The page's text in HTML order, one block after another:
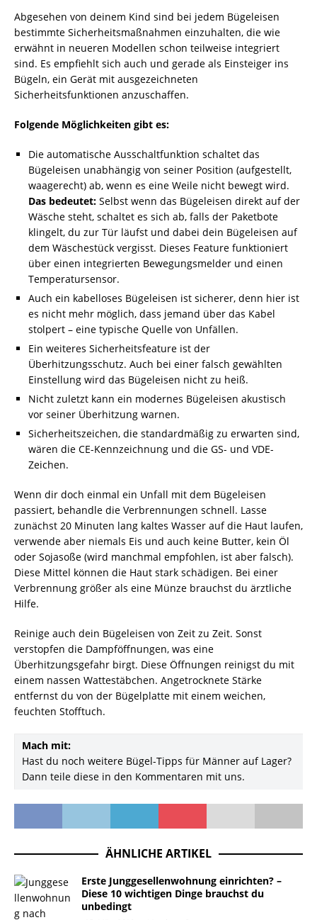
Abgesehen von deinem Kind sind bei jedem Bügeleisen
bestimmte Sicherheitsmaßnahmen einzuhalten, die wie
erwähnt in neueren Modellen schon teilweise integriert
sind. Es empfiehlt sich auch und gerade als Einsteiger ins
Bügeln, ein Gerät mit ausgezeichneten
Sicherheitsfunktionen anzuschaffen.
Folgende Möglichkeiten gibt es:
Die automatische Ausschaltfunktion schaltet das
Bügeleisen unabhängig von seiner Position (aufgestellt,
waagerecht) ab, wenn es eine Weile nicht bewegt wird.
Das bedeutet: Selbst wenn das Bügeleisen direkt auf der
Wäsche steht, schaltet es sich ab, falls der Paketbote
klingelt, du zur Tür läufst und dabei dein Bügeleisen auf
dem Wäschestück vergisst. Dieses Feature funktioniert
über einen integrierten Bewegungsmelder und einen
Temperatursensor.
Auch ein kabelloses Bügeleisen ist sicherer, denn hier ist
es nicht mehr möglich, dass jemand über das Kabel
stolpert – eine typische Quelle von Unfällen.
Ein weiteres Sicherheitsfeature ist der
Überhitzungsschutz. Auch bei einer falsch gewählten
Einstellung wird das Bügeleisen nicht zu heiß.
Nicht zuletzt kann ein modernes Bügeleisen akustisch
vor seiner Überhitzung warnen.
Sicherheitszeichen, die standardmäßig zu erwarten sind,
wären die CE-Kennzeichnung und die GS- und VDE-
Zeichen.
Wenn dir doch einmal ein Unfall mit dem Bügeleisen
passiert, behandle die Verbrennungen schnell. Lasse
zunächst 20 Minuten lang kaltes Wasser auf die Haut laufen,
verwende aber niemals Eis und auch keine Butter, kein Öl
oder Sojasoße (wird manchmal empfohlen, ist aber falsch).
Diese Mittel können die Haut stark schädigen. Bei einer
Verbrennung größer als eine Münze brauchst du ärztliche
Hilfe.
Reinige auch dein Bügeleisen von Zeit zu Zeit. Sonst
verstopfen die Dampföffnungen, was eine
Überhitzungsgefahr birgt. Diese Öffnungen reinigst du mit
einem nassen Wattestäbchen. Angetrocknete Stärke
entfernst du von der Bügelplatte mit einem weichen,
feuchten Stofftuch.
Mach mit:
Hast du noch weitere Bügel-Tipps für Männer auf Lager?
Dann teile diese in den Kommentaren mit uns.
ÄHNLICHE ARTIKEL
Erste Junggesellenwohnung einrichten? –
Diese 10 wichtigen Dinge brauchst du
unbedingt